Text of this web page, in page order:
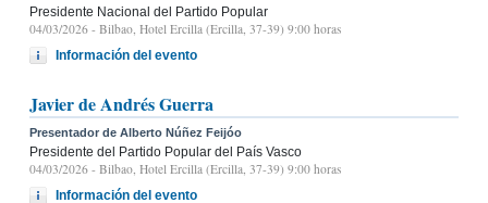
Presidente Nacional del Partido Popular
04/03/2026 - Bilbao, Hotel Ercilla (Ercilla, 37-39) 9:00 horas
Información del evento
Javier de Andrés Guerra
Presentador de Alberto Núñez Feijóo
Presidente del Partido Popular del País Vasco
04/03/2026 - Bilbao, Hotel Ercilla (Ercilla, 37-39) 9:00 horas
Información del evento